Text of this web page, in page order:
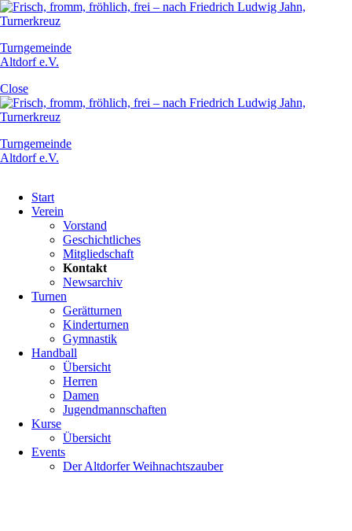
Turngemeinde
Altdorf e.V.
Close
Turngemeinde
Altdorf e.V.
überspringen
Start
Verein
Vorstand
Geschichtliches
Mitgliedschaft
Kontakt
Newsarchiv
Turnen
Gerätturnen
Kinderturnen
Gymnastik
Handball
Übersicht
Herren
Damen
Jugendmannschaften
Kurse
Übersicht
Events
Der Altdorfer Weihnachtszauber